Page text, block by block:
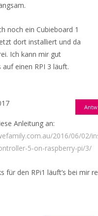
noch ein Cubieboard 1
dort installiert und da
Ich kann mir gut
einen RPI 3 läuft.
Anleitung an:
2016/06/02/
5-on-raspberry-pi/3/
für den RPi1 läuft’s bei mir